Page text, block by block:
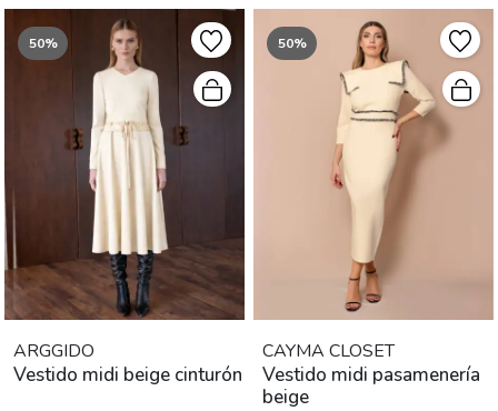
50%
ARGGIDO
Vestido midi beige cinturón
50%
CAYMA CLOSET
Vestido midi pasamenería
beige